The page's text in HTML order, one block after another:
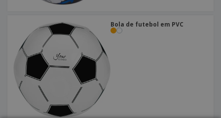
Bola de futebol em PVC